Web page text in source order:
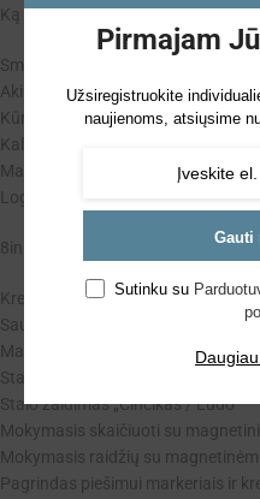
Ką lavina
Smulkiąją motoriką – rašant,
Akių–rankų koordinaciją – sekant
Kūrybiškumą ir vaizduotę –
Kalbinius įgūdžius – mokantis
Matematinį mąstymą –
Loginį mąstymą – žaidžiant stalo
8in1 funkcijos
Kreidinė lenta
Sauso trynimo lenta
Magnetinė lenta abiejose pusėse
Stalo žaidimas „Laimės kopėčios /
Stalo žaidimas „Činčikas / Ludo“
Mokymasis skaičiuoti su
Mokymasis raidžių su
Pagrindas piešimui markeriais ir
Pirmajam
Užsiregistruokite
naujienoms, atsiųsime
Gauti
Sutinku su